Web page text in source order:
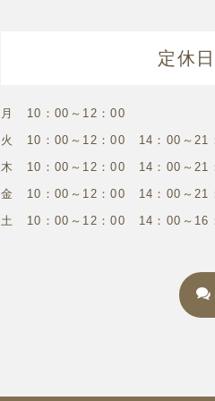
定休
月 10：00～12：00
火 10：00～12：00 14：00～21
木 10：00～12：00 14：00～21
金 10：00～12：00 14：00～21
土 10：00～12：00 14：00～16